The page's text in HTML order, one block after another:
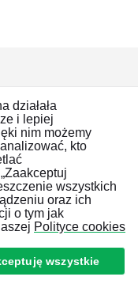
działała
i lepiej
nim możemy
kto
wszystkich
oraz ich
o tym jak
Polityce cookies
wszystkie
nami